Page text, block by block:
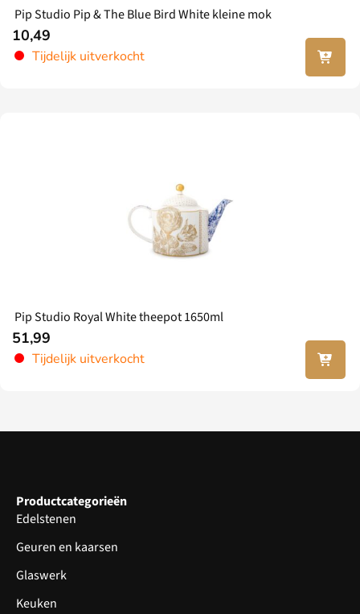
Pip Studio Pip & The Blue Bird White kleine mok
10,49
Tijdelijk uitverkocht
Lees
verder
Pip Studio Royal White theepot 1650ml
51,99
Tijdelijk uitverkocht
Lees
verder
Productcategorieën
Edelstenen
Geuren en kaarsen
Glaswerk
Keuken